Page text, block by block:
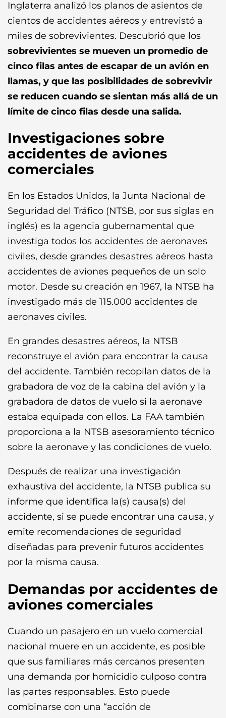
Inglaterra analizó los planos de asientos de
cientos de accidentes aéreos y entrevistó a
miles de sobrevivientes. Descubrió que los
sobrevivientes se mueven un promedio de
cinco filas antes de escapar de un avión en
llamas, y que las posibilidades de sobrevivir
se reducen cuando se sientan más allá de un
límite de cinco filas desde una salida.
Investigaciones sobre
accidentes de aviones
comerciales
En los Estados Unidos, la Junta Nacional de
Seguridad del Tráfico (NTSB, por sus siglas en
inglés) es la agencia gubernamental que
investiga todos los accidentes de aeronaves
civiles, desde grandes desastres aéreos hasta
accidentes de aviones pequeños de un solo
motor. Desde su creación en 1967, la NTSB ha
investigado más de 115.000 accidentes de
aeronaves civiles.
En grandes desastres aéreos, la NTSB
reconstruye el avión para encontrar la causa
del accidente. También recopilan datos de la
grabadora de voz de la cabina del avión y la
grabadora de datos de vuelo si la aeronave
estaba equipada con ellos. La FAA también
proporciona a la NTSB asesoramiento técnico
sobre la aeronave y las condiciones de vuelo.
Después de realizar una investigación
exhaustiva del accidente, la NTSB publica su
informe que identifica la(s) causa(s) del
accidente, si se puede encontrar una causa, y
emite recomendaciones de seguridad
diseñadas para prevenir futuros accidentes
por la misma causa.
Demandas por accidentes de
aviones comerciales
Cuando un pasajero en un vuelo comercial
nacional muere en un accidente, es posible
que sus familiares más cercanos presenten
una demanda por homicidio culposo contra
las partes responsables. Esto puede
combinarse con una “acción de